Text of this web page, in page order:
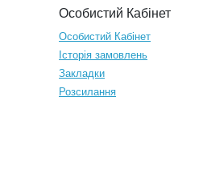
Особистий Кабінет
Особистий Кабінет
Історія замовлень
Закладки
Розсилання